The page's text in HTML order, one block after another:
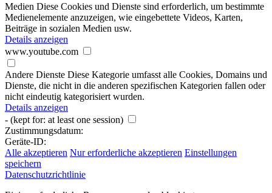
Medien Diese Cookies und Dienste sind erforderlich, um bestimmte
Medienelemente anzuzeigen, wie eingebettete Videos, Karten,
Beiträge in sozialen Medien usw.
Details anzeigen
www.youtube.com
Andere Dienste Diese Kategorie umfasst alle Cookies, Domains und
Dienste, die nicht in die anderen spezifischen Kategorien fallen oder
nicht eindeutig kategorisiert wurden.
Details anzeigen
- (kept for: at least one session)
Zustimmungsdatum:
Geräte-ID:
Alle akzeptieren Nur erforderliche akzeptieren Einstellungen
speichern
Datenschutzrichtlinie